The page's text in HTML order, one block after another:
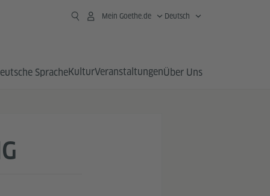
Mein Goethe.de Deutsch
SpracheKulturVeranstaltungenÜber Uns